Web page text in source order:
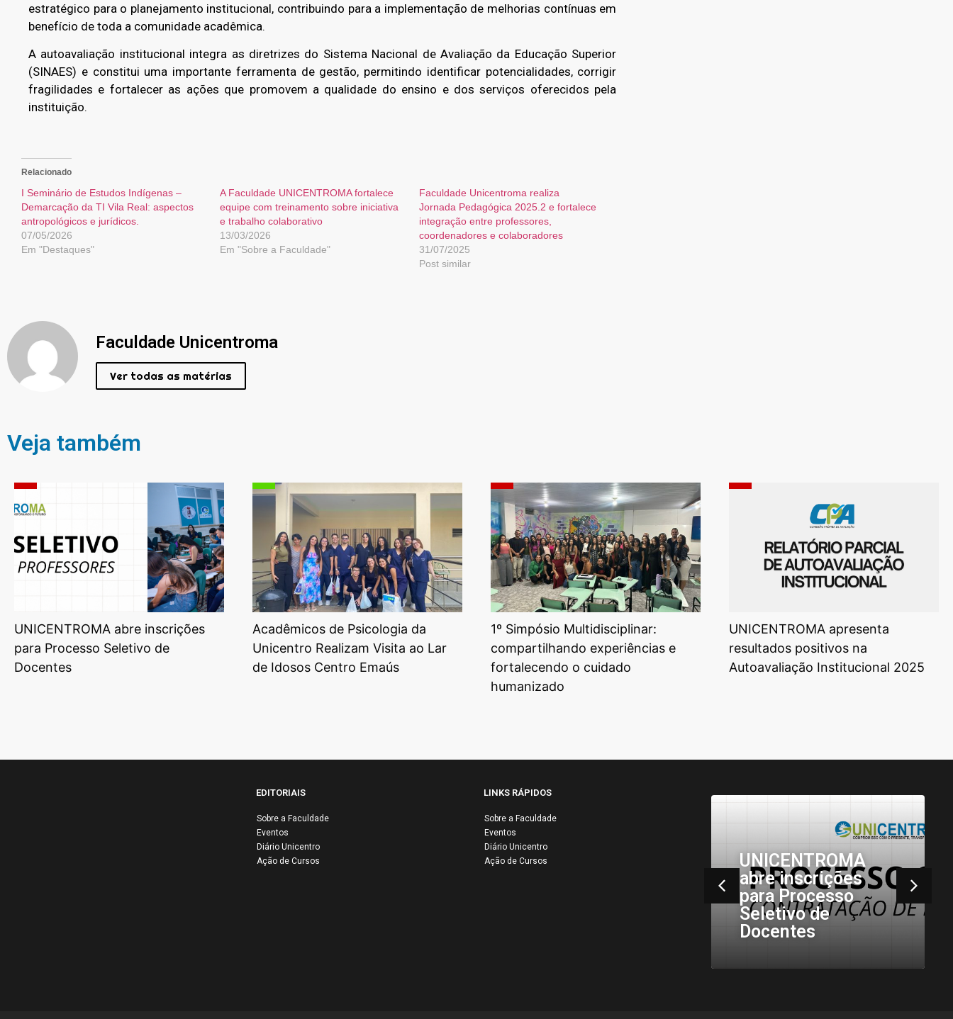
estratégico para o planejamento institucional, contribuindo para a implementação de melhorias contínuas em
benefício de toda a comunidade acadêmica.
A autoavaliação institucional integra as diretrizes do Sistema Nacional de Avaliação da Educação Superior
(SINAES) e constitui uma importante ferramenta de gestão, permitindo identificar potencialidades, corrigir
fragilidades e fortalecer as ações que promovem a qualidade do ensino e dos serviços oferecidos pela
instituição.
Relacionado
I Seminário de Estudos Indígenas –
Demarcação da TI Vila Real: aspectos
antropológicos e jurídicos.
07/05/2026
Em "Destaques"
A Faculdade UNICENTROMA fortalece
equipe com treinamento sobre iniciativa
e trabalho colaborativo
13/03/2026
Em "Sobre a Faculdade"
Faculdade Unicentroma realiza
Jornada Pedagógica 2025.2 e fortalece
integração entre professores,
coordenadores e colaboradores
31/07/2025
Post similar
Faculdade Unicentroma
Ver todas as matérias
Veja também
UNICENTROMA abre inscrições
para Processo Seletivo de
Docentes
Acadêmicos de Psicologia da
Unicentro Realizam Visita ao Lar
de Idosos Centro Emaús
1º Simpósio Multidisciplinar:
compartilhando experiências e
fortalecendo o cuidado
humanizado
UNICENTROMA apresenta
resultados positivos na
Autoavaliação Institucional 2025
EDITORIAIS
Sobre a Faculdade
Eventos
Diário Unicentro
Ação de Cursos
LINKS RÁPIDOS
Sobre a Faculdade
Eventos
Diário Unicentro
Ação de Cursos
UNICENTROMA
apresenta
UNICENTROMA
Acadêmicos de
Psicologia da
Unicentro Realizam
Visita ao Lar de
Idosos Centro
Emaús